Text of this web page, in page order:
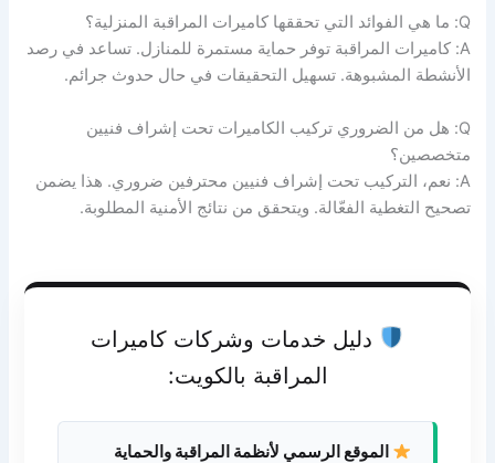
Q: ما هي الفوائد التي تحققها كاميرات المراقبة المنزلية؟
A: كاميرات المراقبة توفر حماية مستمرة للمنازل. تساعد في رصد
الأنشطة المشبوهة. تسهيل التحقيقات في حال حدوث جرائم.
Q: هل من الضروري تركيب الكاميرات تحت إشراف فنيين
متخصصين؟
A: نعم، التركيب تحت إشراف فنيين محترفين ضروري. هذا يضمن
تصحيح التغطية الفعّالة. ويتحقق من نتائج الأمنية المطلوبة.
دليل خدمات وشركات كاميرات
المراقبة بالكويت:
الموقع الرسمي لأنظمة المراقبة والحماية